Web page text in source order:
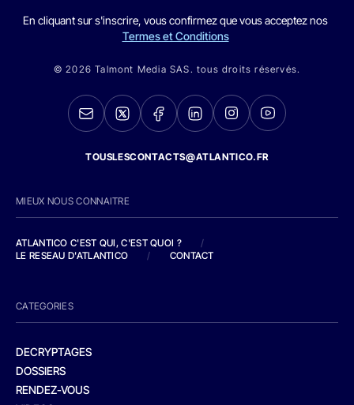
En cliquant sur s'inscrire, vous confirmez que vous acceptez nos
Termes et Conditions
© 2026 Talmont Media SAS. tous droits réservés.
TOUSLESCONTACTS@ATLANTICO.FR
MIEUX NOUS CONNAITRE
ATLANTICO C'EST QUI, C'EST QUOI ?
/
LE RESEAU D'ATLANTICO
/ CONTACT
CATEGORIES
DECRYPTAGES
DOSSIERS
RENDEZ-VOUS